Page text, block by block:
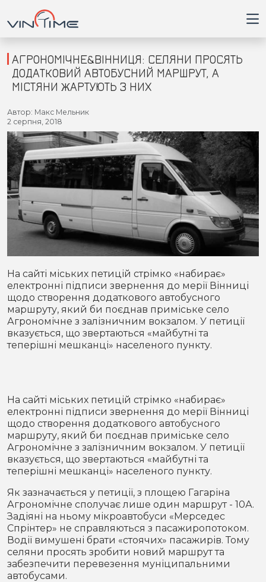
Головна
Війна
Новини
Кримінал
Здоров'я
Приватна думка
В кулуарах
Місто
Життя
Відео
Спорт
Історія
Підписатись на нас у Telegram
АГРОНОМІЧНЕ&ВІННИЦЯ: СЕЛЯНИ ПРОСЯТЬ
ДОДАТКОВИЙ АВТОБУСНИЙ МАРШРУТ, А
МІСТЯНИ ЖАРТУЮТЬ З НИХ
Автор: Макс Мельник
2 серпня, 2018
На сайті міських петицій стрімко «набирає»
електронні підписи звернення до мерії Вінниці
щодо створення додаткового автобусного
маршруту, який би поєднав приміське село
Агрономічне з залізничним вокзалом. У петиції
вказується, що звертаються «майбутні та
теперішні мешканці» населеного пункту.
На сайті міських петицій стрімко «набирає»
електронні підписи звернення до мерії Вінниці
щодо створення додаткового автобусного
маршруту, який би поєднав приміське село
Агрономічне з залізничним вокзалом. У петиції
вказується, що звертаються «майбутні та
теперішні мешканці» населеного пункту.
Як зазначається у петиції, з площею Гагаріна
Агрономічне сполучає лише один маршрут - 10А.
Задіяні на ньому мікроавтобуси «Мерседес
Спрінтер» не справляються з пасажиропотоком.
Водії вимушені брати «стоячих» пасажирів. Тому
селяни просять зробити новий маршрут та
забезпечити перевезення муніципальними
автобусами.